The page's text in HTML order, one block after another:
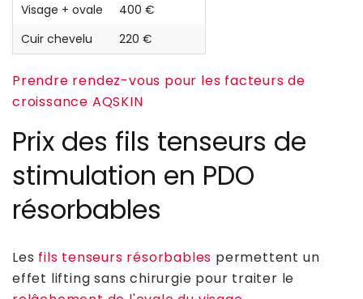
Visage + ovale
400 €
Cuir chevelu
220 €
Prendre rendez-vous pour les facteurs de
croissance AQSKIN
Prix des fils tenseurs de
stimulation en PDO
résorbables
Les fils tenseurs résorbables permettent un
effet lifting sans chirurgie pour traiter le